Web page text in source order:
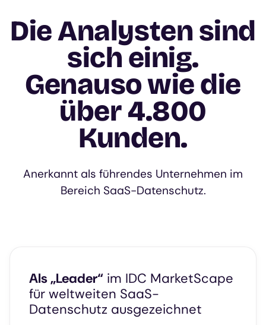
Die Analysten sind
sich einig.
Genauso wie die
über 4.800
Kunden.
Anerkannt als führendes Unternehmen im
Bereich SaaS-Datenschutz.
Als „Leader“ im IDC MarketScape
für weltweiten SaaS-
Datenschutz ausgezeichnet